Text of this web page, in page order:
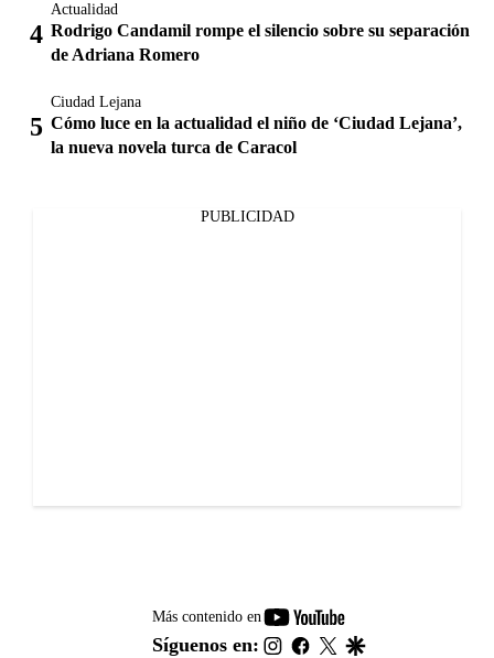
Actualidad
Rodrigo Candamil rompe el silencio sobre su separación
de Adriana Romero
Ciudad Lejana
Cómo luce en la actualidad el niño de ‘Ciudad Lejana’,
la nueva novela turca de Caracol
PUBLICIDAD
Más contenido en
youtube-
footer
Síguenos en: instagram
facebook
twitter